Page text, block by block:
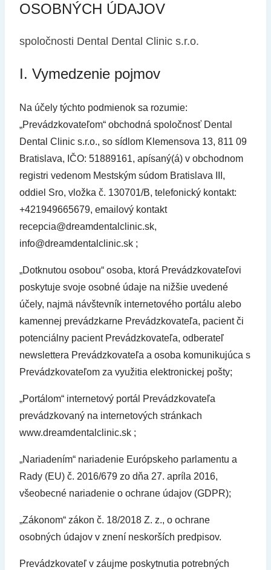
OSOBNÝCH ÚDAJOV
spoločnosti Dental Dental Clinic s.r.o.
I. Vymedzenie pojmov
Na účely týchto podmienok sa rozumie:
„Prevádzkovateľom“ obchodná spoločnosť Dental
Dental Clinic s.r.o., so sídlom Klemensova 13, 811 09
Bratislava, IČO: 51889161, apísaný(á) v obchodnom
registri vedenom Mestským súdom Bratislava III,
oddiel Sro, vložka č. 130701/B, telefonický kontakt:
+421949665679, emailový kontakt
recepcia@dreamdentalclinic.sk,
info@dreamdentalclinic.sk ;
„Dotknutou osobou“ osoba, ktorá Prevádzkovateľovi
poskytuje svoje osobné údaje na nižšie uvedené
účely, najmä návštevník internetového portálu alebo
kamennej prevádzkarne Prevádzkovateľa, pacient či
potenciálny pacient Prevádzkovateľa, odberateľ
newslettera Prevádzkovateľa a osoba komunikujúca s
Prevádzkovateľom za využitia elektronickej pošty;
„Portálom“ internetový portál Prevádzkovateľa
prevádzkovaný na internetových stránkach
www.dreamdentalclinic.sk ;
„Nariadením“ nariadenie Európskeho parlamentu a
Rady (EU) č. 2016/679 zo dňa 27. apríla 2016,
všeobecné nariadenie o ochrane údajov (GDPR);
„Zákonom“ zákon č. 18/2018 Z. z., o ochrane
osobných údajov v znení neskorších predpisov.
Prevádzkovateľ v záujme poskytnutia potrebných